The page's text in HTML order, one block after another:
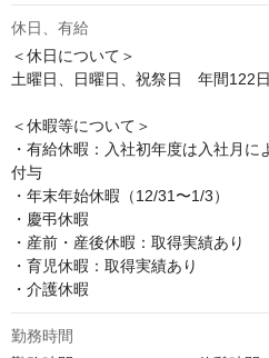
休日、有給
＜休日について＞
土曜日、日曜日、祝祭日　年間122日
＜休暇等について＞
・有給休暇：入社初年度は入社月
付与
・年末年始休暇（12/31〜1/3）
・慶弔休暇
・産前・産後休暇：取得実績あり
・育児休暇：取得実績あり
・介護休暇
勤務時間